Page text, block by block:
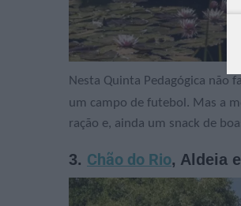
Nesta Quinta Pedagógica não
um campo de futebol. Mas a
ração e, ainda um snack de
3. Chão do Rio, Aldeia